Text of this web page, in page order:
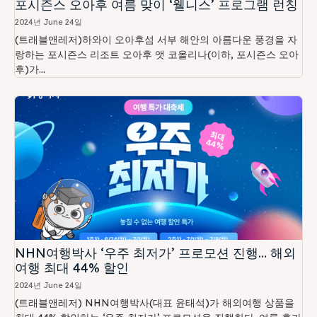
포시즌스 오아후 여름 맞이 ‘웰니스’ 프로그램 런칭
2024년 June 24일
(트래블앤레저)하와이 오아후섬 서부 해안의 아름다운 풍경을 자
랑하는 포시즌스 리조트 오아후 앳 코올리나(이하, 포시즌스 오아
후)가...
NHN여행박사 ‘우주 최저가’ 프로모션 진행… 해외
여행 최대 44% 할인
2024년 June 24일
(트래블앤레저) NHN여행박사(대표 윤태석)가 해외여행 상품을